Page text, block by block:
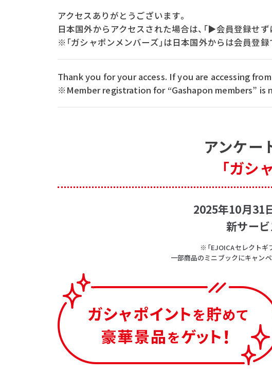
アクセスありがとうございます。
日本国外からアクセスされた場合は、「▶会員登録せ
※「ガシャポンメンバーズ」は日本国外からは会員登録
Thank you for your access. If you are accessing
※Member registration for “Gashapon members”
アンケー
「ガシ
2025年10月31
新サービ
※「EJOICAセレクトギ
一部商品のミニブックにキャン